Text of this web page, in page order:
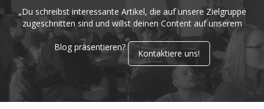
„Du schreibst interessante Artikel, die auf unsere Zielgruppe
zugeschnitten sind und willst deinen Content auf unserem
Blog präsentieren?
Kontaktiere uns!